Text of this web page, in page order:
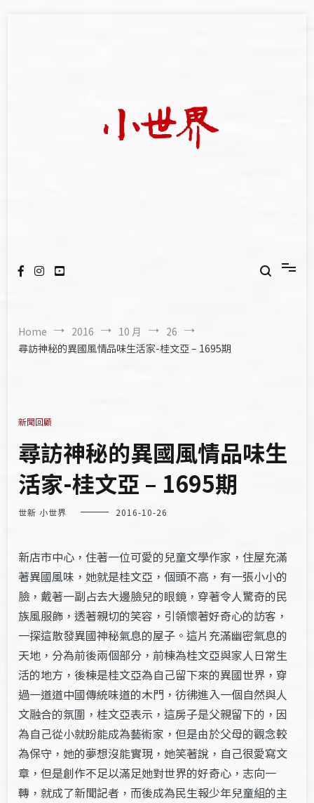
Home 2016 10 月
26
尋訪神秘的異國風情品味生活家-桂文亞 – 1695期
新聞回顧
尋訪神秘的異國風情品味生
活家-桂文亞 – 1695期
世新 小世界 2016-10-26
新店市中心，住著一位可愛的兒童文學作家，住屋充滿
著異國風味，她就是桂文亞，個頭不高，有一張小小的
臉，戴著一副占去大邊臉兒的眼鏡，穿著令人驚奇的民
族風服飾，透著親切的笑容，引領懷著好奇心的訪客，
一探這散發異國神秘氣息的屋子。這片充滿幽密氣息的
天地，分為前後兩個部分，前棟為桂文亞與家人日常生
活的地方，後棟是桂文亞為自己留下來的異國世界，穿
過一道道中國傳統味道的木門，彷彿進入一個自然與人
文融合的氛圍，桂文亞表示，這房子是父親留下的，因
為自己從小就盼能成為藝術家，但是由於父母的觀念較
為保守，她的夢想沒能實現，她笑著說，自己很愛寫文
章，但是創作不足以滿足她對世界的好奇心，志向一
轉，就成了新聞記者，而後成為民生報少年兒童組的主